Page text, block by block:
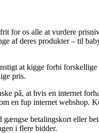
for os alle at vurdere
af deres produkter – til
at kigge forbi
pris.
på, at hvis en internet
en fup internet webshop.
gængse betalingskort eller
i flere bidder.